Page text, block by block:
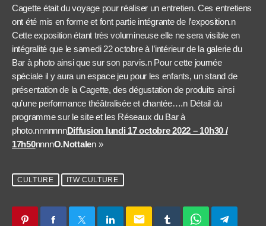
Cagette était du voyage pour réaliser un entretien. Ces entretiens
ont été mis en forme et font partie intégrante de l’exposition.n
Cette exposition étant très volumineuse elle ne sera visible en
intégralité que le samedi 22 octobre à l’intérieur de la galerie du
Bar à photo ainsi que sur son parvis.n Pour cette journée
spéciale il y aura un espace jeu pour les enfants, un stand de
présentation de la Cagette, des dégustation de produits ainsi
qu’une performance théâtralisée et chantée….n Détail du
programme sur le site et les Réseaux du Bar à
photo.nnnnnnnDiffusion lundi 17 octobre 2022 – 10h30 /
17h50nnnnO.Nottalen »
CULTURE ITW CULTURE
email